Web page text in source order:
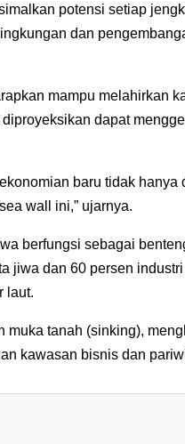
potensi setiap
dan
mampu melahirkan
dapat
baru tidak hanya
wall ini,” ujarnya.
berfungsi sebagai
jiwa dan 60 persen industri
laut.
muka tanah (sinking),
kawasan bisnis dan